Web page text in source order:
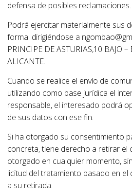
defensa de posibles reclamaciones.
Podrá ejercitar materialmente sus
forma: dirigiéndose a
PRINCIPE DE ASTURIAS,10 BAJO
ALICANTE.
Cuando se realice el envío de
utilizando como base jurídica el
responsable, el interesado podrá
de sus datos con ese fin.
Si ha otorgado su consentimiento
concreta, tiene derecho a retirar el
otorgado en cualquier momento,
licitud del tratamiento basado en
a su retirada.